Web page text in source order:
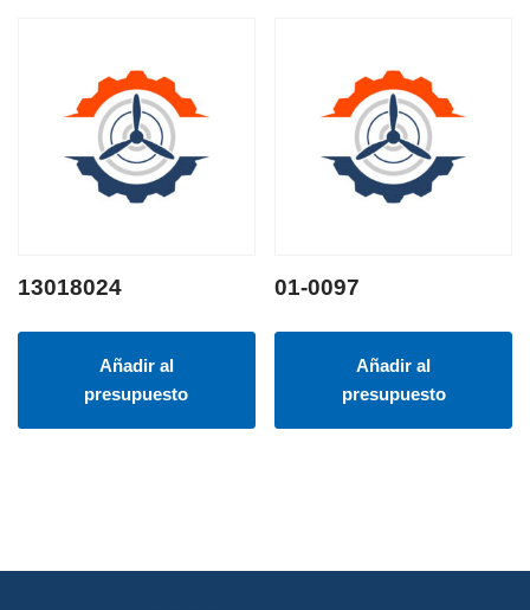
13018024
Añadir al
presupuesto
01-0097
Añadir al
presupuesto